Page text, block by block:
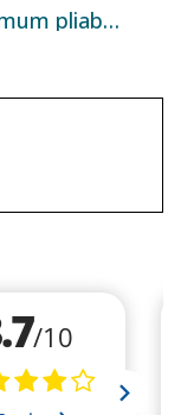
Caisse palette Magnum Optimum pliable 734L